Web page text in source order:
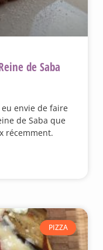
de Saba
eu envie de faire
de Saba que
récemment.
PIZZA